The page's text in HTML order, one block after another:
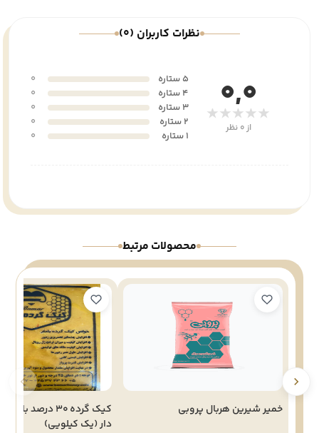
نظرات کاربران (0)
0,0
★★★★★
از 0 نظر
5 ستاره
0
4 ستاره
0
3 ستاره
0
2 ستاره
0
0
محصولات مرتبط
خمیر شیرین هربال پروبی
کیک گرده 30 درصد
دار (یک کیلویی)